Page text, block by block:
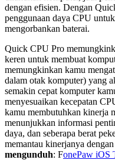
dengan efisien. Dengan
penggunaan daya CPU
mengorbankan baterai.
Quick CPU Pro
keren untuk membuat
memungkinkan kamu
dalam otak komputer) yang
semakin cepat komputer
menyesuaikan kecepatan
kamu membutuhkan kinerja
menunjukkan informasi
daya, dan seberapa berat
memantau kinerjanya
mengunduh: FonePaw iOS